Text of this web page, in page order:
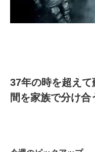
37年の時を超え
間を家族で分け